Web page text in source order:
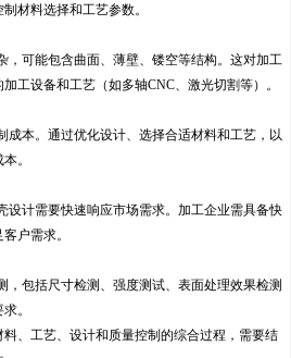
材料选择和工艺参数。
，可能包含曲面、薄壁、镂空等结构。这对加工
工设备和工艺（如多轴CNC、激光切割等）。
成本。通过优化设计、选择合适材料和工艺，以
。
设计需要快速响应市场需求。加工企业需具备快
户需求。
，包括尺寸检测、强度测试、表面处理效果检测
。
、工艺、设计和质量控制的综合过程，需要结